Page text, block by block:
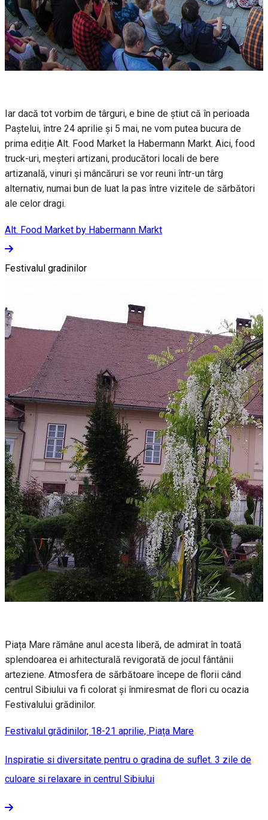
Iar dacă tot vorbim de târguri, e bine de știut că în perioada
Paștelui, între 24 aprilie și 5 mai, ne vom putea bucura de
prima ediție Alt. Food Market la Habermann Markt. Aici, food
truck-uri, meșteri artizani, producători locali de bere
artizanală, vinuri și mâncăruri se vor reuni într-un târg
alternativ, numai bun de luat la pas între vizitele de sărbători
ale celor dragi.
Alt. Food Market by Habermann Markt
Festivalul gradinilor
Piața Mare rămâne anul acesta liberă, de admirat în toată
splendoarea ei arhitecturală revigorată de jocul fântânii
arteziene. Atmosfera de sărbătoare începe de florii când
centrul Sibiului va fi colorat și înmiresmat de flori cu ocazia
Festivalului grădinilor.
Festivalul grădinilor, 18-21 aprilie, Piața Mare
Inspiratie si diversitate pentru o gradina de suflet. 3 zile de
culoare si relaxare in centrul Sibiului